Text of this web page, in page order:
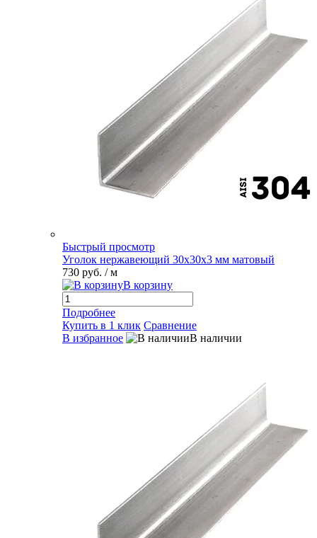
Быстрый просмотр
Уголок нержавеющий 30х30х3 мм матовый
730 руб. / м
В корзину
Подробнее
Купить в 1 клик Сравнение
В избранное
В наличии